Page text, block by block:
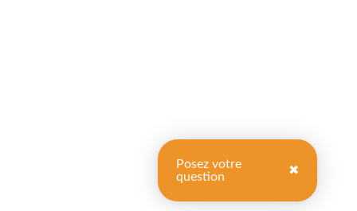
Posez votre
question
✖